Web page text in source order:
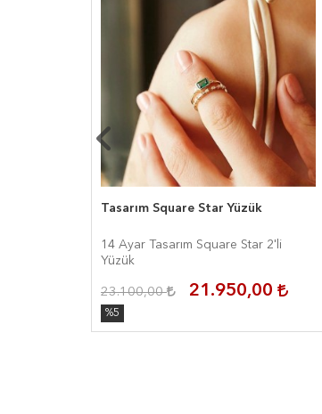
Tasarım Square Star Yüzük
14 Ayar Tasarım Square Star 2'li
Yüzük
23.100,00 21.950,00
%5